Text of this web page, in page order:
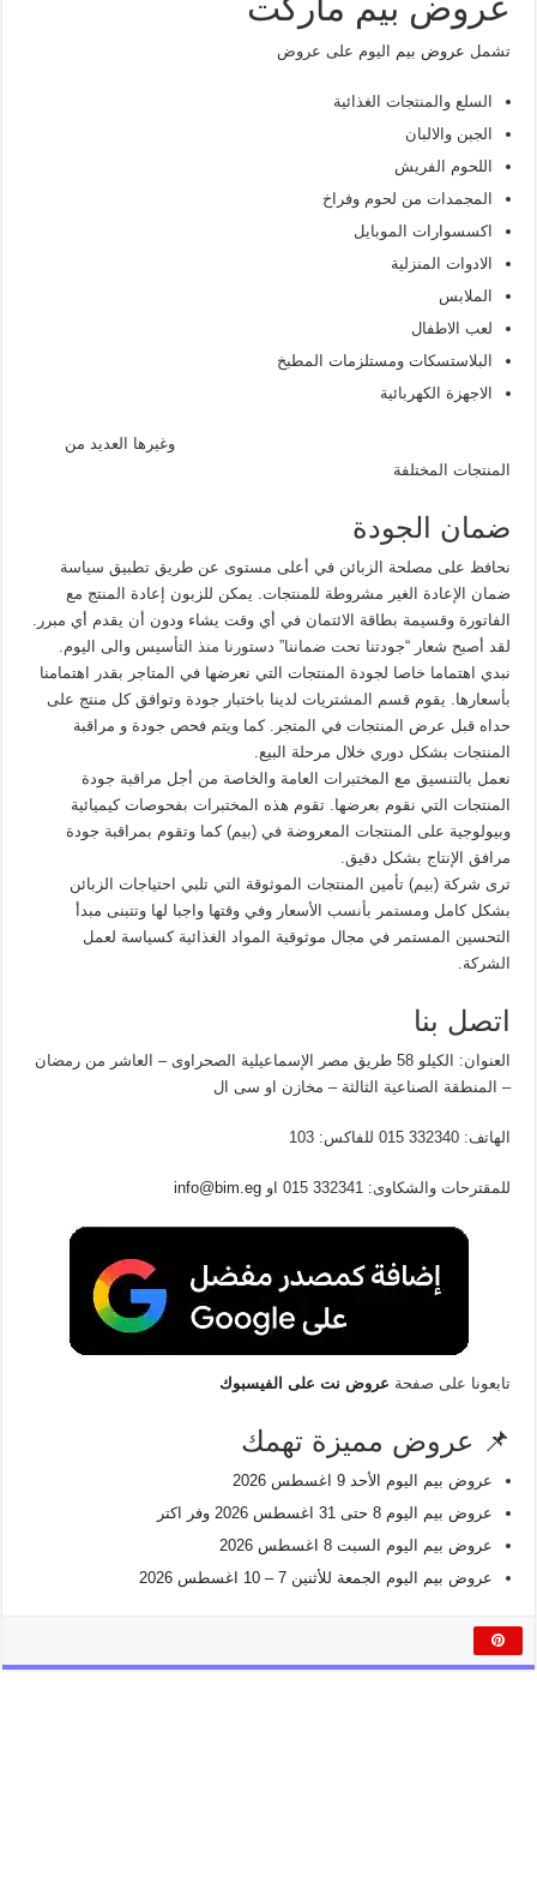
تشمل عروض بيم اليوم على عروض
السلع والمنتجات الغذائية
الجبن والالبان
اللحوم الفريش
المجمدات من لحوم وفراخ
اكسسوارات الموبايل
الادوات المنزلية
الملابس
لعب الاطفال
البلاستسكات ومستلزمات المطبخ
الاجهزة الكهربائية
وغيرها العديد من
المنتجات المختلفة
ضمان الجودة
نحافظ على مصلحة الزبائن في أعلى مستوى عن طريق تطبيق سياسة
ضمان الإعادة الغير مشروطة للمنتجات. يمكن للزبون إعادة المنتج مع
الفاتورة وقسيمة بطاقة الائتمان في أي وقت يشاء ودون أن يقدم أي مبرر.
لقد أصبح شعار “جودتنا تحت ضماننا” دستورنا منذ التأسيس والى اليوم.
نبدي اهتماما خاصا لجودة المنتجات التي نعرضها في المتاجر بقدر اهتمامنا
بأسعارها. يقوم قسم المشتريات لدينا باختبار جودة وتوافق كل منتج على
حداه قبل عرض المنتجات في المتجر. كما ويتم فحص جودة و مراقبة
المنتجات بشكل دوري خلال مرحلة البيع.
نعمل بالتنسيق مع المختبرات العامة والخاصة من أجل مراقبة جودة
المنتجات التي نقوم بعرضها. تقوم هذه المختبرات بفحوصات كيميائية
وبيولوجية على المنتجات المعروضة في (بيم) كما وتقوم بمراقبة جودة
مرافق الإنتاج بشكل دقيق.
ترى شركة (بيم) تأمين المنتجات الموثوقة التي تلبي احتياجات الزبائن
بشكل كامل ومستمر بأنسب الأسعار وفي وقتها واجبا لها وتتبنى مبدأ
التحسين المستمر في مجال موثوقية المواد الغذائية كسياسة لعمل
الشركة.
اتصل بنا
العنوان: الكيلو 58 طريق مصر الإسماعيلية الصحراوى – العاشر من رمضان
– المنطقة الصناعية الثالثة – مخازن او سى ال
الهاتف: 332340 015 للفاكس: 103
للمقترحات والشكاوى: 332341 015 او info@bim.eg
تابعونا على صفحة عروض نت على الفيسبوك
📌 عروض مميزة تهمك
عروض بيم اليوم الأحد 9 اغسطس 2026
عروض بيم اليوم 8 حتى 31 اغسطس 2026 وفر اكتر
عروض بيم اليوم السبت 8 اغسطس 2026
عروض بيم اليوم الجمعة للأثنين 7 – 10 اغسطس 2026